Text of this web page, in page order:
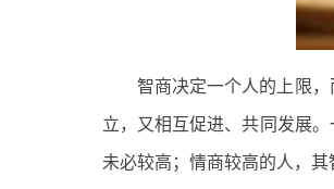
智商决定一个人的上限
立，又相互促进、共同发展
未必较高；情商较高的人，